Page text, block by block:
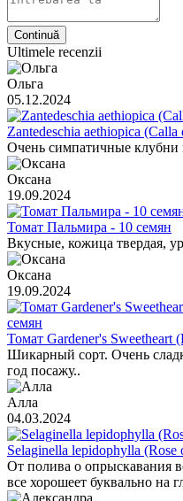
Continuă
Ultimele recenzii
Ольга
05.12.2024
Zantedeschia aethiopica (Calla
Очень симпатичные клубни
Оксана
19.09.2024
Томат Пальмира - 10 семян
Вкусные, кожица твердая,
Оксана
19.09.2024
Томат Gardener's Sweetheart
Шикарный сорт. Очень
год посажу..
Алла
04.03.2024
Selaginella lepidophylla (Rose
От полива о опрыскавания
все хорошеет буквально на